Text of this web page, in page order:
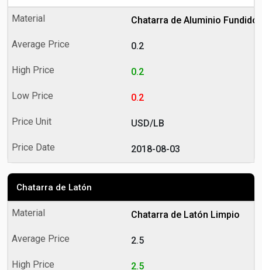
Chatarra de Aluminio Fundido
0.2
0.2
0.2
USD/LB
2018-08-03
Chatarra de Latón
Chatarra de Latón Limpio
2.5
2.5